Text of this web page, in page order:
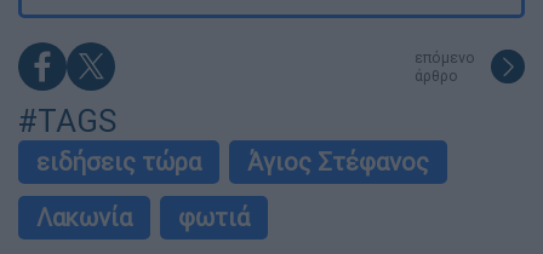
επόμενο
άρθρο
#TAGS
ειδήσεις τώρα
Άγιος Στέφανος
Λακωνία
φωτιά